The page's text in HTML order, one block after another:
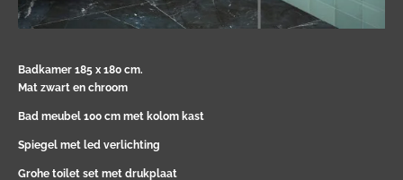
Badkamer 185 x 180 cm.
Mat zwart en chroom
Bad meubel 100 cm met kolom kast
Spiegel met led verlichting
Grohe toilet set met drukplaat